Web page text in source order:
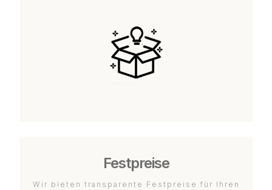
Festpreise
Wir bieten transparente Festpreise für Ihren